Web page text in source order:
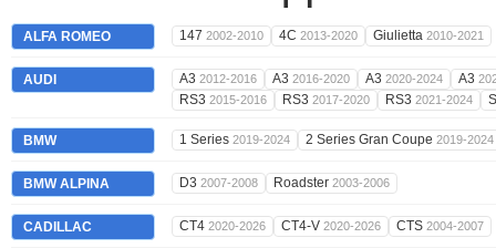
ALFA ROMEO 147 2002-2010 4C 2013-2020 Giulietta 2010-2021
AUDI A3 2012-2016 A3 2016-2020 A3 2020-2024 A3
RS3 2015-2016 RS3 2017-2020 RS3 2021-2024
BMW 1 Series 2019-2024 2 Series Gran Coupe 2019-2024
BMW ALPINA D3 2007-2008 Roadster 2003-2006
CADILLAC CT4 2020-2026 CT4-V 2020-2026 CTS 2004-2007